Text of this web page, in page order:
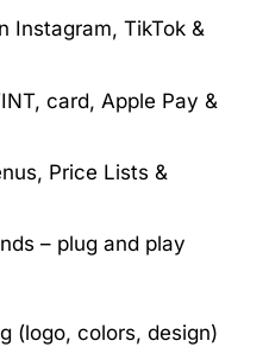
Instagram, TikTok &
card, Apple Pay &
Price Lists &
– plug and play
(logo, colors, design)